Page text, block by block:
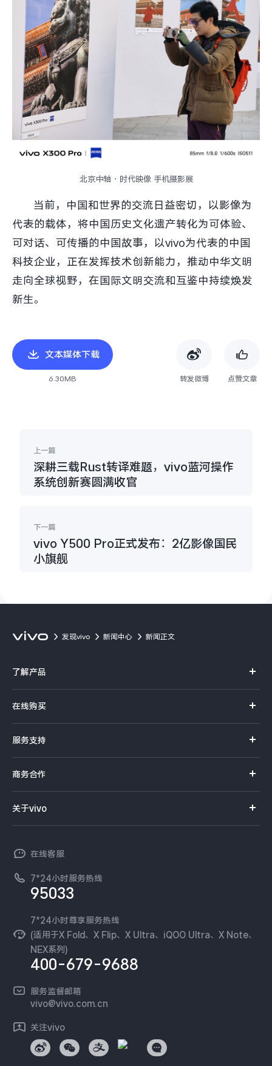
北京中轴·时代映像 手机摄影展
当前，中国和世界的交流日益密切，以影像为
代表的载体，将中国历史文化遗产转化为可体验、
可对话、可传播的中国故事，以vivo为代表的中国
科技企业，正在发挥技术创新能力，推动中华文明
走向全球视野，在国际文明交流和互鉴中持续焕发
新生。
文本媒体下载
6.30MB 转发微博 点赞文章
上一篇
深耕三载Rust转译难题，vivo蓝河操作
系统创新赛圆满收官
下一篇
vivo Y500 Pro正式发布：2亿影像国民
小旗舰
发现vivo 新闻中心 新闻正文
了解产品
Y系列
iQOO手机
NEX系列
在线购买
选购配件
订单查询
服务支持
查找手机
环保回收
安全公告
服务隐私政策
Log还原LUTs下载
vivo 办公套件
商务合作
vivo 企业业务
廉正合规
国补营业执照
无线电发射设备销售备案
关于vivo
工作机会
新闻资讯
可持续发展
vivo 蔡司影像
开发者社区
在线客服
7*24小时服务热线
95033
7*24小时尊享服务热线
(适用于X Fold、X Flip、X Ultra、iQOO Ultra、X Note、
NEX系列)
400-679-9688
服务监督邮箱
vivo@vivo.com.cn
关注vivo